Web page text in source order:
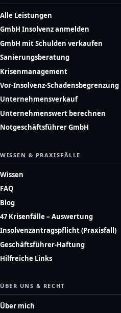
Alle Leistungen
GmbH Insolvenz anmelden
GmbH mit Schulden verkaufen
Sanierungsberatung
Krisenmanagement
Vor-Insolvenz-Schadensbegrenzung
Unternehmensverkauf
Unternehmenswert berechnen
Notgeschäftsführer GmbH
WISSEN & PRAXISFÄLLE
Wissen
FAQ
Blog
47 Krisenfälle – Auswertung
Insolvenzantragspflicht (Praxisfall)
Geschäftsführer-Haftung
Hilfreiche Links
ÜBER UNS & RECHT
Über mich